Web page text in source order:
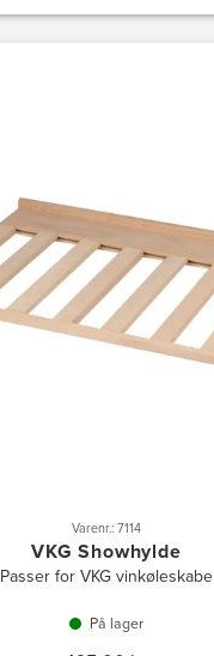
Varenr.: 7114
VKG Showhylde
Passer for VKG vinkøleskabe
På lager